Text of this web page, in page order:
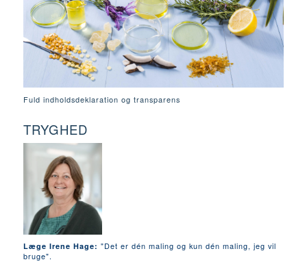
Fuld indholdsdeklaration og transparens
TRYGHED
Læge Irene Hage: "Det er dén maling og kun dén maling, jeg vil
bruge".